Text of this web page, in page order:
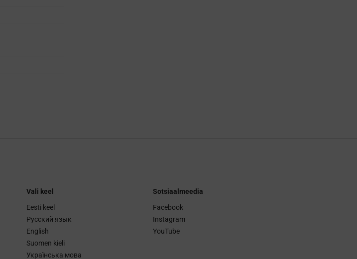
Vali keel
Eesti keel
Русский язык
English
Suomen kieli
Українська мова
Sotsiaalmeedia
Facebook
Instagram
YouTube